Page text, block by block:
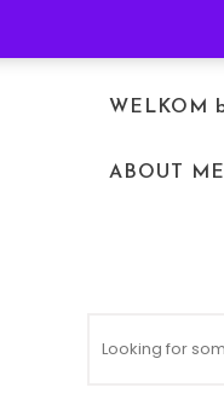
WELKOM
ABOUT ME